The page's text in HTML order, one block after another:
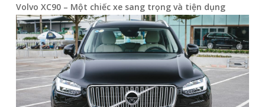
Volvo XC90 – Một chiếc xe sang trọng và tiện dụng